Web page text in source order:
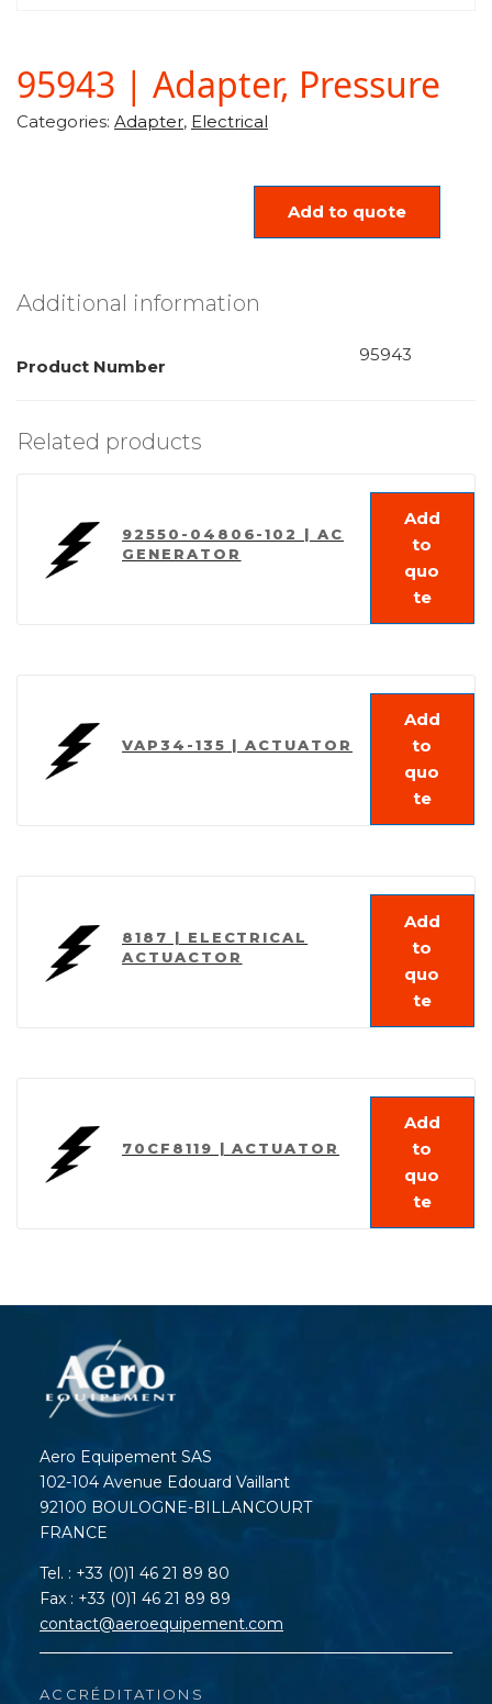
95943 | Adapter, Pressure
Categories: Adapter, Electrical
Add to quote
Additional information
Product Number
95943
Related products
92550-04806-102 | AC
GENERATOR
Add
to
quo
te
VAP34-135 | ACTUATOR
Add
to
quo
te
8187 | ELECTRICAL
ACTUACTOR
Add
to
quo
te
70CF8119 | ACTUATOR
Add
to
quo
te
Aero Equipement SAS
102-104 Avenue Edouard Vaillant
92100 BOULOGNE-BILLANCOURT
FRANCE
Tel. : +33 (0)1 46 21 89 80
Fax : +33 (0)1 46 21 89 89
contact@aeroequipement.com
ACCRÉDITATIONS